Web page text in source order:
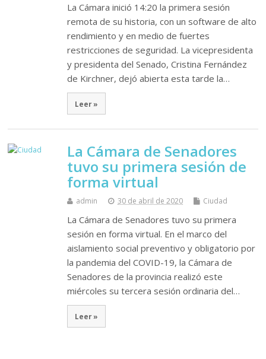
La Cámara inició 14:20 la primera sesión
remota de su historia, con un software de alto
rendimiento y en medio de fuertes
restricciones de seguridad. La vicepresidenta
y presidenta del Senado, Cristina Fernández
de Kirchner, dejó abierta esta tarde la…
Leer »
La Cámara de Senadores
tuvo su primera sesión de
forma virtual
admin 30 de abril de 2020 Ciudad
La Cámara de Senadores tuvo su primera
sesión en forma virtual. En el marco del
aislamiento social preventivo y obligatorio por
la pandemia del COVID-19, la Cámara de
Senadores de la provincia realizó este
miércoles su tercera sesión ordinaria del…
Leer »